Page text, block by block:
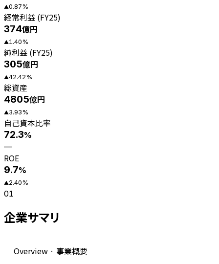
▲0.87%
経常利益 (FY25)
374億円
▲1.40%
純利益 (FY25)
305億円
▲42.42%
総資産
4805億円
▲3.93%
自己資本比率
72.3%
—
ROE
9.7%
▲2.40%
01
企業サマリ
Overview · 事業概要